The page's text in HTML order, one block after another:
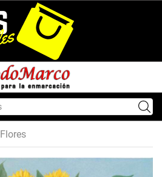
input
Flores